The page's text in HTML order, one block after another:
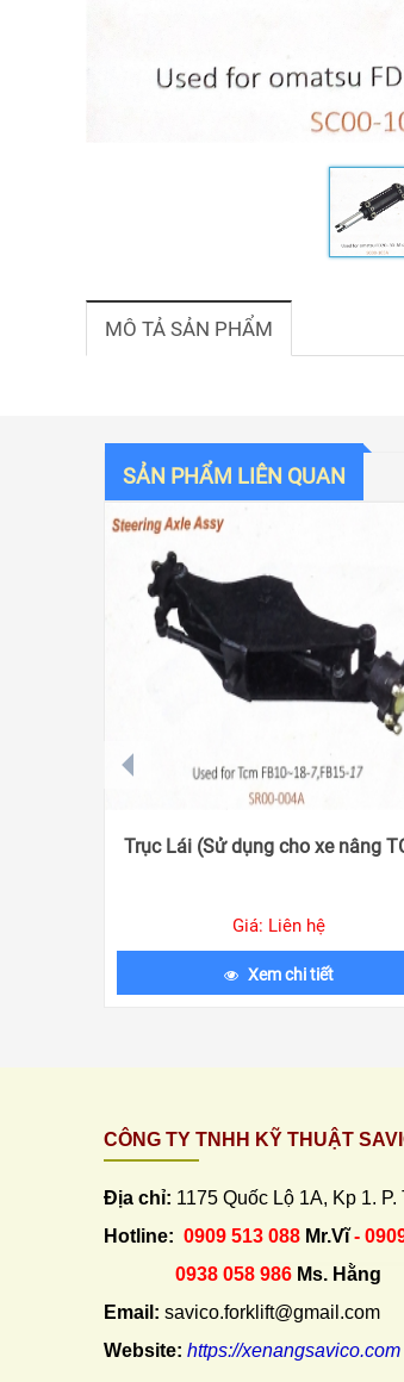
MÔ TẢ SẢN PHẨM
SẢN PHẨM LIÊN QUAN
Trục Lái (Sử dụng cho xe nâng
Giá: Liên hệ
Xem chi tiết
prev
CÔNG TY TNHH KỸ THUẬT
Địa chỉ: 1175 Quốc Lộ 1A, Kp 1.
Hotline: 0909 513 088 Mr.Vĩ-
0938 058 986 Ms. Hằng
Email: savico.forklift@gmail.com
Website: https://xenangsavico.com